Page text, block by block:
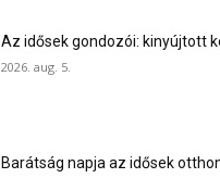
Az idősek gondozói: kinyújtott
2026. aug. 5.
Barátság napja az idősek